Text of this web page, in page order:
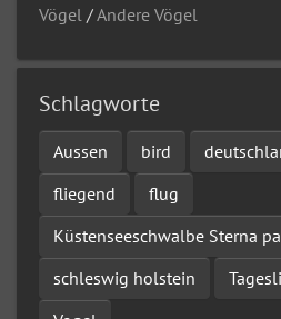
Vögel /Andere Vögel
Schlagworte
Aussen bird
fliegend
flug
Küstenseeschwalbe Sterna
schleswig holstein